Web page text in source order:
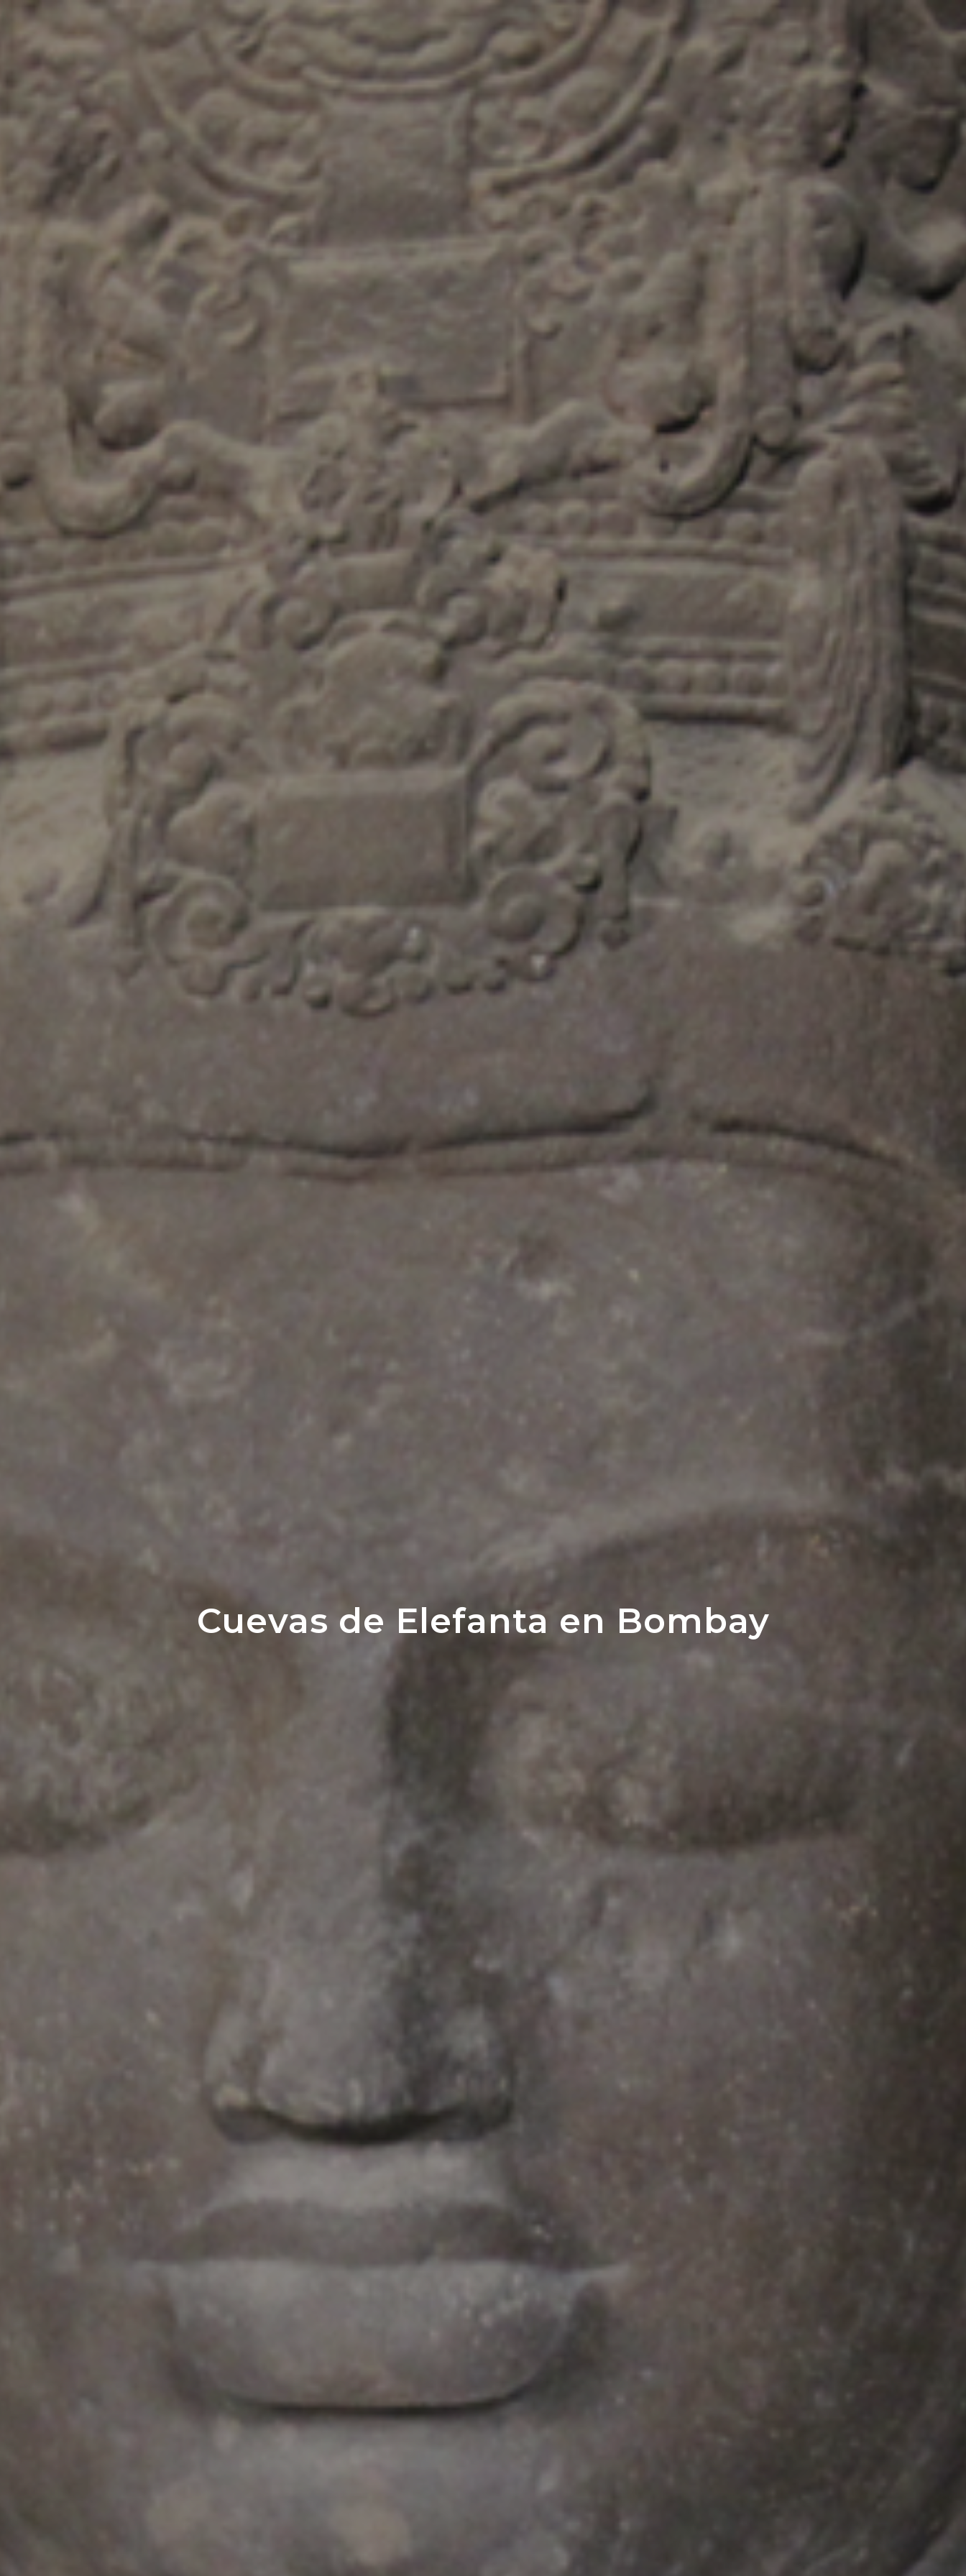
Cuevas de Elefanta en Bombay